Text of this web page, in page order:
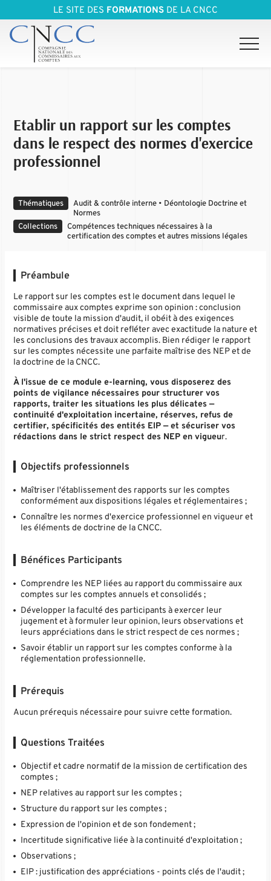
LE SITE DES FORMATIONS DE LA CNCC
Etablir un rapport sur les comptes
dans le respect des normes d'exercice
professionnel
Thématiques
Audit & contrôle interne • Déontologie Doctrine et
Normes
Collections
Compétences techniques nécessaires à la
certification des comptes et autres missions légales
Préambule
Le rapport sur les comptes est le document dans lequel le
commissaire aux comptes exprime son opinion : conclusion
visible de toute la mission d'audit, il obéit à des exigences
normatives précises et doit refléter avec exactitude la nature et
les conclusions des travaux accomplis. Bien rédiger le rapport
sur les comptes nécessite une parfaite maîtrise des NEP et de
la doctrine de la CNCC.
À l'issue de ce module e-learning, vous disposerez des
points de vigilance nécessaires pour structurer vos
rapports, traiter les situations les plus délicates —
continuité d'exploitation incertaine, réserves, refus de
certifier, spécificités des entités EIP — et sécuriser vos
rédactions dans le strict respect des NEP en vigueur.
Objectifs professionnels
Maîtriser l'établissement des rapports sur les comptes
conformément aux dispositions légales et réglementaires ;
Connaître les normes d'exercice professionnel en vigueur et
les éléments de doctrine de la CNCC.
Bénéfices Participants
Comprendre les NEP liées au rapport du commissaire aux
comptes sur les comptes annuels et consolidés ;
Développer la faculté des participants à exercer leur
jugement et à formuler leur opinion, leurs observations et
leurs appréciations dans le strict respect de ces normes ;
Savoir établir un rapport sur les comptes conforme à la
réglementation professionnelle.
Prérequis
Aucun prérequis nécessaire pour suivre cette formation.
Questions Traitées
Objectif et cadre normatif de la mission de certification des
comptes ;
NEP relatives au rapport sur les comptes ;
Structure du rapport sur les comptes ;
Expression de l'opinion et de son fondement ;
Incertitude significative liée à la continuité d'exploitation ;
Observations ;
EIP : justification des appréciations - points clés de l'audit ;